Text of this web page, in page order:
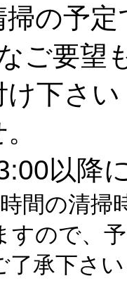
予定
ご要望
け下さい
以降に
清掃時間
すので、
さい